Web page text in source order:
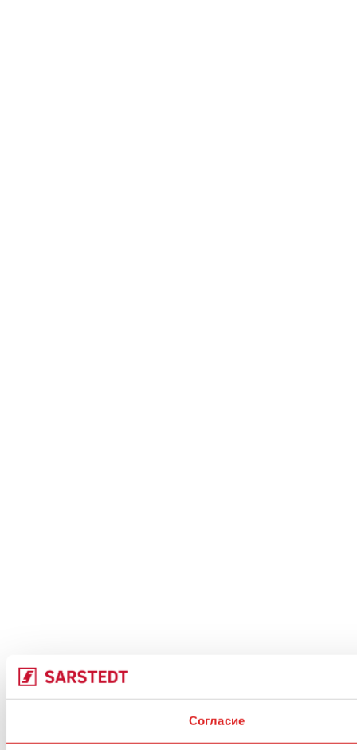
Согласие